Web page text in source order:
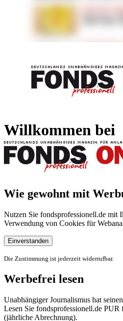
Willkommen bei
Wie gewohnt mit
Nutzen Sie fondsprofessionell.de mit
Verwendung von Cookies für
Einverstanden
Die Zustimmung ist jederzeit widerrufbar.
Werbefrei lesen
Unabhängiger Journalismus hat
Lesen Sie fondsprofessionell.de
(jährliche Abrechnung).